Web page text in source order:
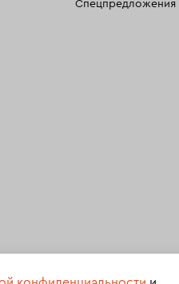
Спецпредложения